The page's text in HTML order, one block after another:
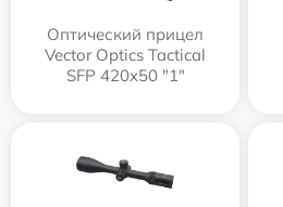
Оптический прицел
Vector Optics Tactical
SFP 420x50 "1"